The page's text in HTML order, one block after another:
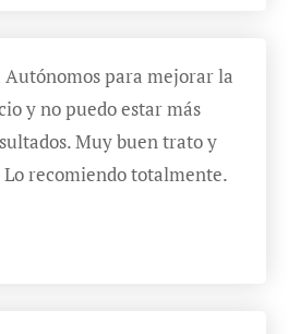
Autónomos para mejorar la
y no puedo estar más
Muy buen trato y
recomiendo totalmente.